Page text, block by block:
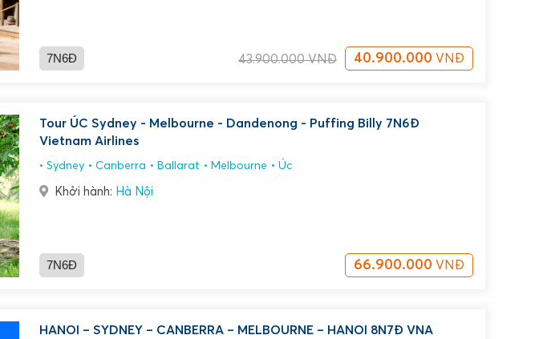
7N6Đ 43.900.000VNĐ 40.900.000 VNĐ
Tour ÚC Sydney - Melbourne - Dandenong - Puffing Billy 7N6Đ
Vietnam Airlines
Sydney Canberra Ballarat Melbourne Úc
Khởi hành: Hà Nội
7N6Đ 66.900.000 VNĐ
HANOI – SYDNEY – CANBERRA – MELBOURNE – HANOI 8N7Đ VNA